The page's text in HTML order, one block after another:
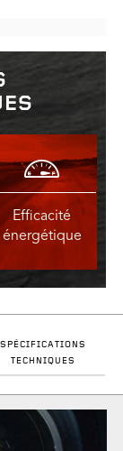
Efficacité
énergétique
SPÉCIFICATIONS
TECHNIQUES